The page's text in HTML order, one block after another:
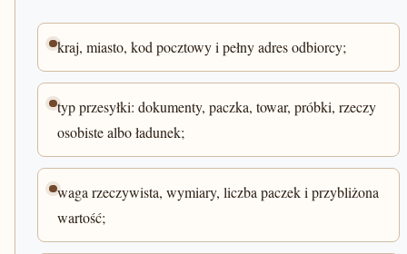
kraj, miasto, kod pocztowy i pełny adres odbiorcy;
typ przesyłki: dokumenty, paczka, towar, próbki, rzeczy
osobiste albo ładunek;
waga rzeczywista, wymiary, liczba paczek i przybliżona
wartość;